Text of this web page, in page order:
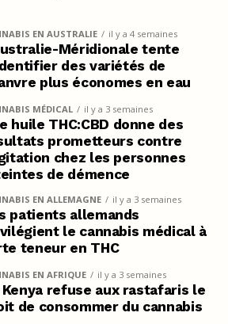
EN AUSTRALIE il y a 4 semaines
Méridionale tente
des variétés de
plus économes en eau
MÉDICAL il y a 3 semaines
huile THC:CBD donne des
prometteurs contre
chez les personnes
de démence
EN ALLEMAGNE il y a 3 semaines
patients allemands
le cannabis médical à
teneur en THC
EN AFRIQUE il y a 3 semaines
Kenya refuse aux rastafaris le
de consommer du cannabis